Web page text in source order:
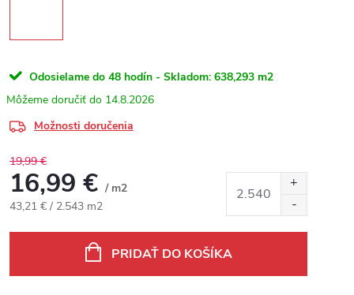
Odosielame do 48 hodín - Skladom: 638,293 m2
14.8.2026
Možnosti doručenia
19,99 €
16,99 € / m2
Jednotková cena:
43,21 € / 2.543 m2
PRIDAŤ DO KOŠÍKA